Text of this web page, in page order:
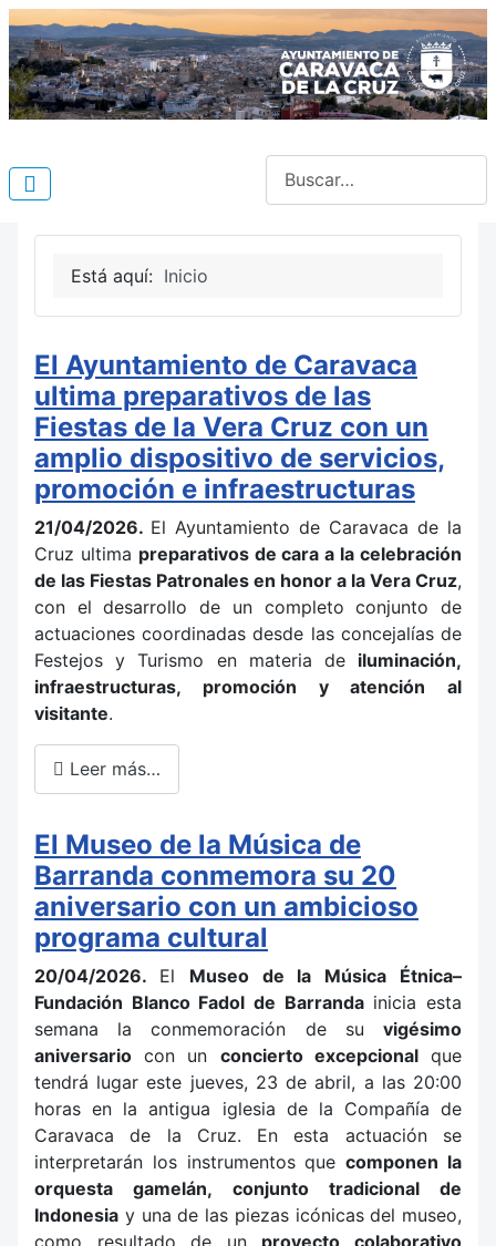
Está aquí: Inicio
El Ayuntamiento de Caravaca
ultima preparativos de las
Fiestas de la Vera Cruz con un
amplio dispositivo de servicios,
promoción e infraestructuras
21/04/2026. El Ayuntamiento de Caravaca de la
Cruz ultima preparativos de cara a la celebración
de las Fiestas Patronales en honor a la Vera Cruz,
con el desarrollo de un completo conjunto de
actuaciones coordinadas desde las concejalías de
Festejos y Turismo en materia de iluminación,
infraestructuras, promoción y atención al
visitante.
Leer más…
El Museo de la Música de
Barranda conmemora su 20
aniversario con un ambicioso
programa cultural
20/04/2026. El Museo de la Música Étnica–
Fundación Blanco Fadol de Barrandainicia esta
semana la conmemoración de su vigésimo
aniversario con un concierto excepcionalque
tendrá lugar este jueves, 23 de abril, a las 20:00
horas en la antigua iglesia de la Compañía de
Caravaca de la Cruz. En esta actuación se
interpretarán los instrumentos quecomponen la
orquesta gamelán, conjunto tradicional de
Indonesia y una de las piezas icónicas del museo,